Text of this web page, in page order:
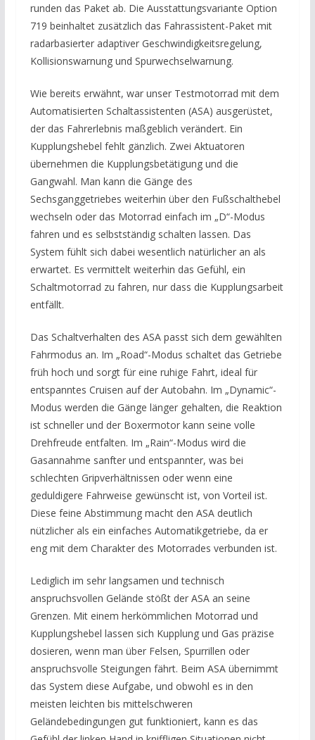
runden das Paket ab. Die Ausstattungsvariante Option
719 beinhaltet zusätzlich das Fahrassistent-Paket mit
radarbasierter adaptiver Geschwindigkeitsregelung,
Kollisionswarnung und Spurwechselwarnung.
Wie bereits erwähnt, war unser Testmotorrad mit dem
Automatisierten Schaltassistenten (ASA) ausgerüstet,
der das Fahrerlebnis maßgeblich verändert. Ein
Kupplungshebel fehlt gänzlich. Zwei Aktuatoren
übernehmen die Kupplungsbetätigung und die
Gangwahl. Man kann die Gänge des
Sechsganggetriebes weiterhin über den Fußschalthebel
wechseln oder das Motorrad einfach im „D“-Modus
fahren und es selbstständig schalten lassen. Das
System fühlt sich dabei wesentlich natürlicher an als
erwartet. Es vermittelt weiterhin das Gefühl, ein
Schaltmotorrad zu fahren, nur dass die Kupplungsarbeit
entfällt.
Das Schaltverhalten des ASA passt sich dem gewählten
Fahrmodus an. Im „Road“-Modus schaltet das Getriebe
früh hoch und sorgt für eine ruhige Fahrt, ideal für
entspanntes Cruisen auf der Autobahn. Im „Dynamic“-
Modus werden die Gänge länger gehalten, die Reaktion
ist schneller und der Boxermotor kann seine volle
Drehfreude entfalten. Im „Rain“-Modus wird die
Gasannahme sanfter und entspannter, was bei
schlechten Gripverhältnissen oder wenn eine
geduldigere Fahrweise gewünscht ist, von Vorteil ist.
Diese feine Abstimmung macht den ASA deutlich
nützlicher als ein einfaches Automatikgetriebe, da er
eng mit dem Charakter des Motorrades verbunden ist.
Lediglich im sehr langsamen und technisch
anspruchsvollen Gelände stößt der ASA an seine
Grenzen. Mit einem herkömmlichen Motorrad und
Kupplungshebel lassen sich Kupplung und Gas präzise
dosieren, wenn man über Felsen, Spurrillen oder
anspruchsvolle Steigungen fährt. Beim ASA übernimmt
das System diese Aufgabe, und obwohl es in den
meisten leichten bis mittelschweren
Geländebedingungen gut funktioniert, kann es das